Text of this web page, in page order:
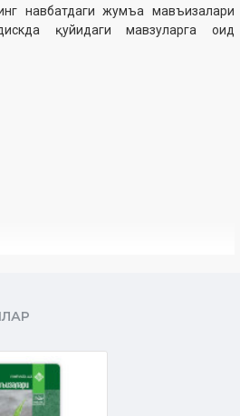
навбатдаги жумъа мавъизалари
қуйидаги мавзуларга оид